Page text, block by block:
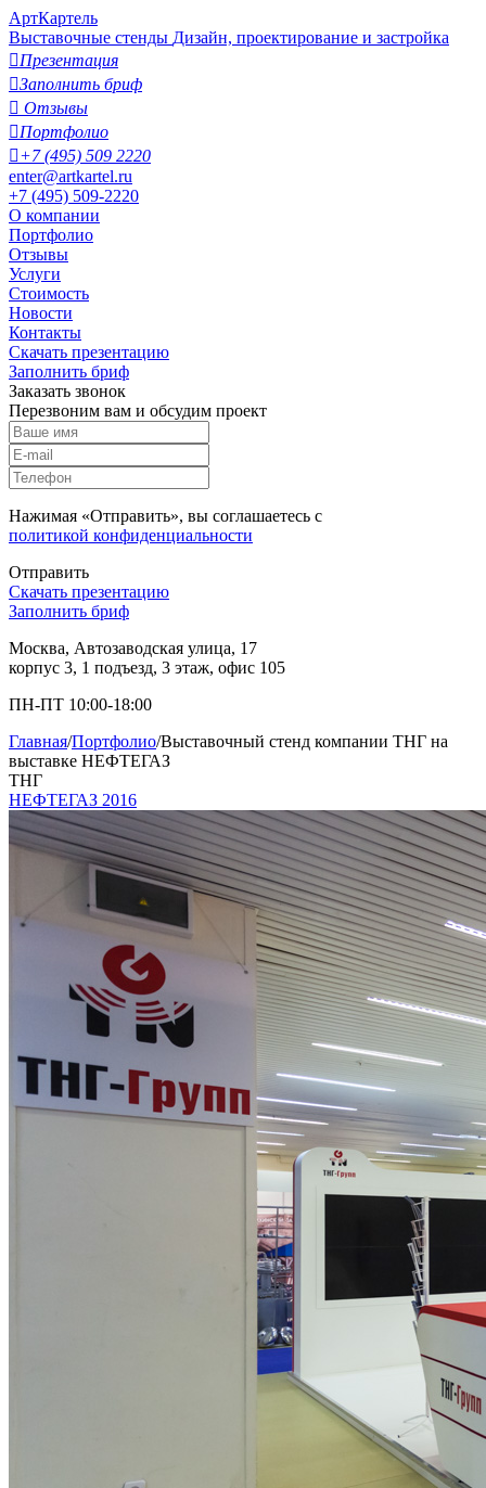
АртКартель
Выставочные стенды Дизайн, проектирование и застройка
Презентация
Заполнить бриф
 Отзывы
Портфолио
+7 (495) 509 2220
enter@artkartel.ru
+7 (495) 509-2220
О компании
Портфолио
Отзывы
Услуги
Стоимость
Новости
Контакты
Скачать презентацию
Заполнить бриф
Заказать звонок
Перезвоним вам и обсудим проект
Нажимая «Отправить», вы соглашаетесь с
политикой конфиденциальности
Отправить
Скачать презентацию
Заполнить бриф
Москва, Автозаводская улица, 17
корпус 3, 1 подъезд, 3 этаж, офис 105
ПН-ПТ 10:00-18:00
Главная/Портфолио/Выставочный стенд компании ТНГ на
выставке НЕФТЕГАЗ
ТНГ
НЕФТЕГАЗ 2016